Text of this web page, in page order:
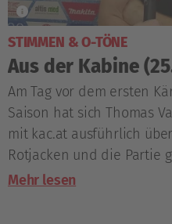
STIMMEN & O-TÖNE
Aus der Kabine
Am Tag vor dem ersten
Saison hat sich Thomas
mit kac.at ausführlich
Rotjacken und die Partie
Mehr lesen